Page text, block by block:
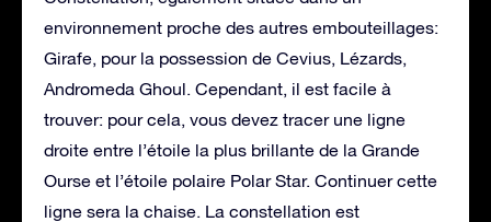
environnement proche des autres embouteillages:
Girafe, pour la possession de Cevius, Lézards,
Andromeda Ghoul. Cependant, il est facile à
trouver: pour cela, vous devez tracer une ligne
droite entre l’étoile la plus brillante de la Grande
Ourse et l’étoile polaire Polar Star. Continuer cette
ligne sera la chaise. La constellation est